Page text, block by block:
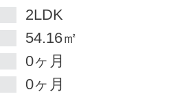
2LDK
54.16㎡
0ヶ月
0ヶ月